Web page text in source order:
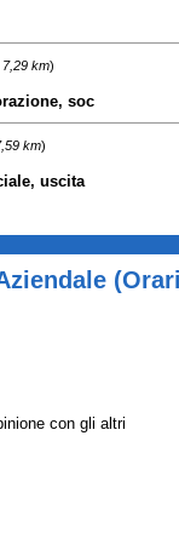
km)
soc
km)
uscita
con gli altri